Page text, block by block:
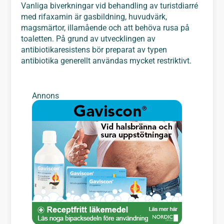
Vanliga biverkningar vid behandling av turistdiarré
med rifaxamin är gasbildning, huvudvärk,
magsmärtor, illamående och att behöva rusa på
toaletten. På grund av utvecklingen av
antibiotikaresistens bör preparat av typen
antibiotika generellt användas mycket restriktivt.
Annons